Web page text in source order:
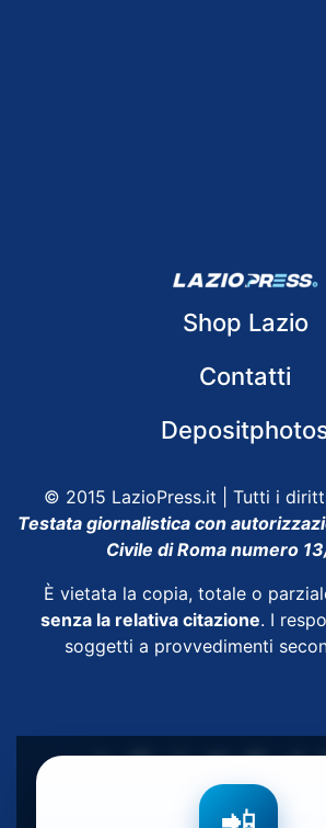
Shop Lazio
Contatti
© 2015 LazioPress.it | Tutti i
Testata giornalistica con
Civile di Roma numero
È vietata la copia, totale o
senza la relativa citazione. I
soggetti a provvedimenti
Powered by SpheraHouse